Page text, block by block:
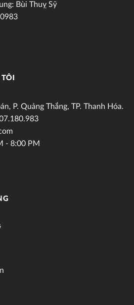
Bùi Thuỵ Sỹ
P. Quảng Thắng, TP. Thanh Hóa.
- 8:00 PM